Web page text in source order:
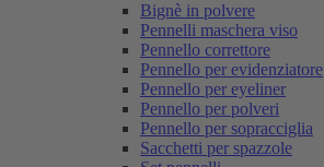
Bignè in polvere
Pennelli maschera viso
Pennello correttore
Pennello per evidenziatore
Pennello per eyeliner
Pennello per polveri
Pennello per sopracciglia
Sacchetti per spazzole